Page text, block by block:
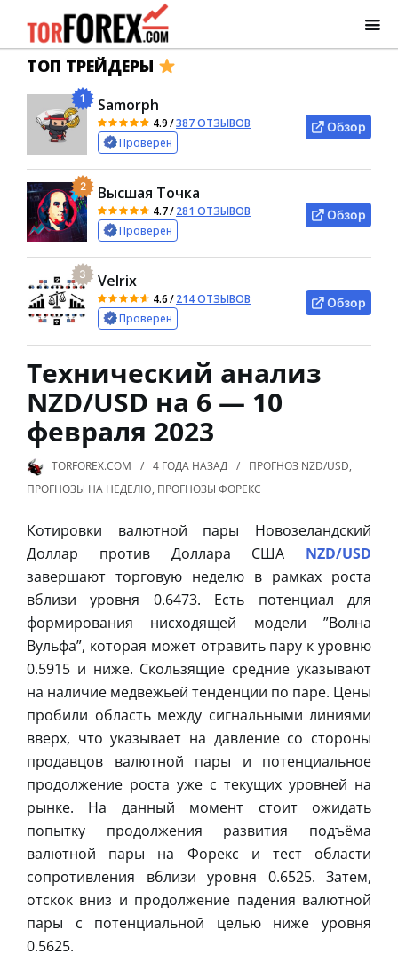
ТОП ТРЕЙДЕРЫ
1 Samorph
4.9/387 ОТЗЫВОВ
Проверен
Обзор
2 Высшая Точка
4.7/281 ОТЗЫВОВ
Проверен
Обзор
3 Velrix
4.6/214 ОТЗЫВОВ
Проверен
Обзор
Технический анализ
NZD/USD на 6 — 10
февраля 2023
TORFOREX.COM 4 ГОДА НАЗАД ПРОГНОЗ NZD/USD,
ПРОГНОЗЫ НА НЕДЕЛЮ, ПРОГНОЗЫ ФОРЕКС
Котировки валютной пары Новозеландский
Доллар против Доллара США NZD/USD
завершают торговую неделю в рамках роста
вблизи уровня 0.6473. Есть потенциал для
формирования нисходящей модели ”Волна
Вульфа”, которая может отравить пару к уровню
0.5915 и ниже. Скользящие средние указывают
на наличие медвежьей тенденции по паре. Цены
пробили область между сигнальными линиями
вверх, что указывает на давление со стороны
продавцов валютной пары и потенциальное
продолжение роста уже с текущих уровней на
рынке. На данный момент стоит ожидать
попытку продолжения развития подъёма
валютной пары на Форекс и тест области
сопротивления вблизи уровня 0.6525. Затем,
отскок вниз и продолжение падения валютной
пары с потенциальной целью ниже уровня
0.5625.